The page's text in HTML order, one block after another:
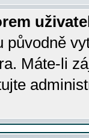
původně
Máte-li